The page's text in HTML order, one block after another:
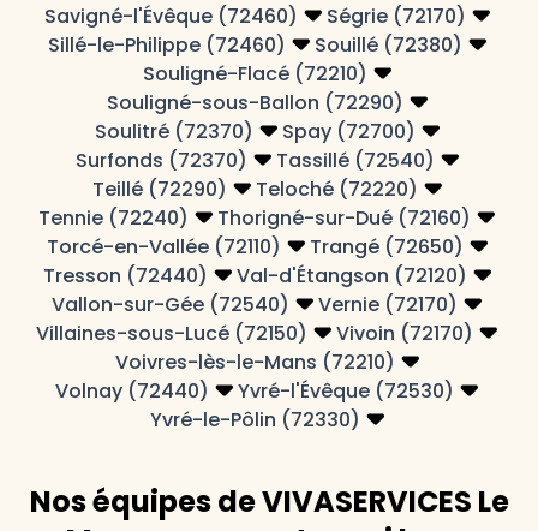
Savigné-l'Évêque (72460)
Ségrie (72170)
Sillé-le-Philippe (72460)
Souillé (72380)
Souligné-Flacé (72210)
Souligné-sous-Ballon (72290)
Soulitré (72370)
Spay (72700)
Surfonds (72370)
Tassillé (72540)
Teillé (72290)
Teloché (72220)
Tennie (72240)
Thorigné-sur-Dué (72160)
Torcé-en-Vallée (72110)
Trangé (72650)
Tresson (72440)
Val-d'Étangson (72120)
Vallon-sur-Gée (72540)
Vernie (72170)
Villaines-sous-Lucé (72150)
Vivoin (72170)
Voivres-lès-le-Mans (72210)
Volnay (72440)
Yvré-l'Évêque (72530)
Yvré-le-Pôlin (72330)
Nos équipes de VIVASERVICES Le